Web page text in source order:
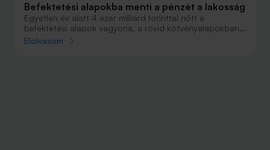
Befektetési alapokba menti a pénzét a lakosság
Egyetlen év alatt 4 ezer milliárd forinttal nőtt a
befektetési alapok vagyona, a rövid kötvényalapokban
már 2,5-szer annyi pénz van, mint tavaly nyáron. A
Elolvasom